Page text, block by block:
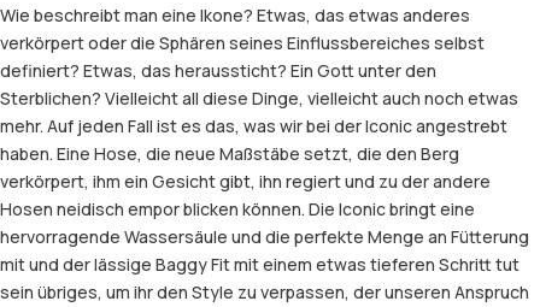
Wie beschreibt man eine Ikone? Etwas, das etwas anderes
verkörpert oder die Sphären seines Einflussbereiches selbst
definiert? Etwas, das heraussticht? Ein Gott unter den
Sterblichen? Vielleicht all diese Dinge, vielleicht auch noch etwas
mehr. Auf jeden Fall ist es das, was wir bei der Iconic angestrebt
haben. Eine Hose, die neue Maßstäbe setzt, die den Berg
verkörpert, ihm ein Gesicht gibt, ihn regiert und zu der andere
Hosen neidisch empor blicken können. Die Iconic bringt eine
hervorragende Wassersäule und die perfekte Menge an Fütterung
mit und der lässige Baggy Fit mit einem etwas tieferen Schritt tut
sein übriges, um ihr den Style zu verpassen, der unseren Anspruch